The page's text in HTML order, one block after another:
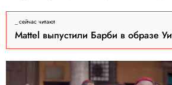
сейчас читают
Mattel выпустили Барби в образе